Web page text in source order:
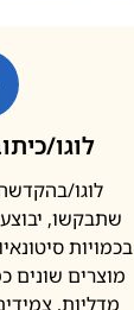
לוגו/
לוגו/
שתבקשו,
בכמויות
מוצרים שונים
מדליות,